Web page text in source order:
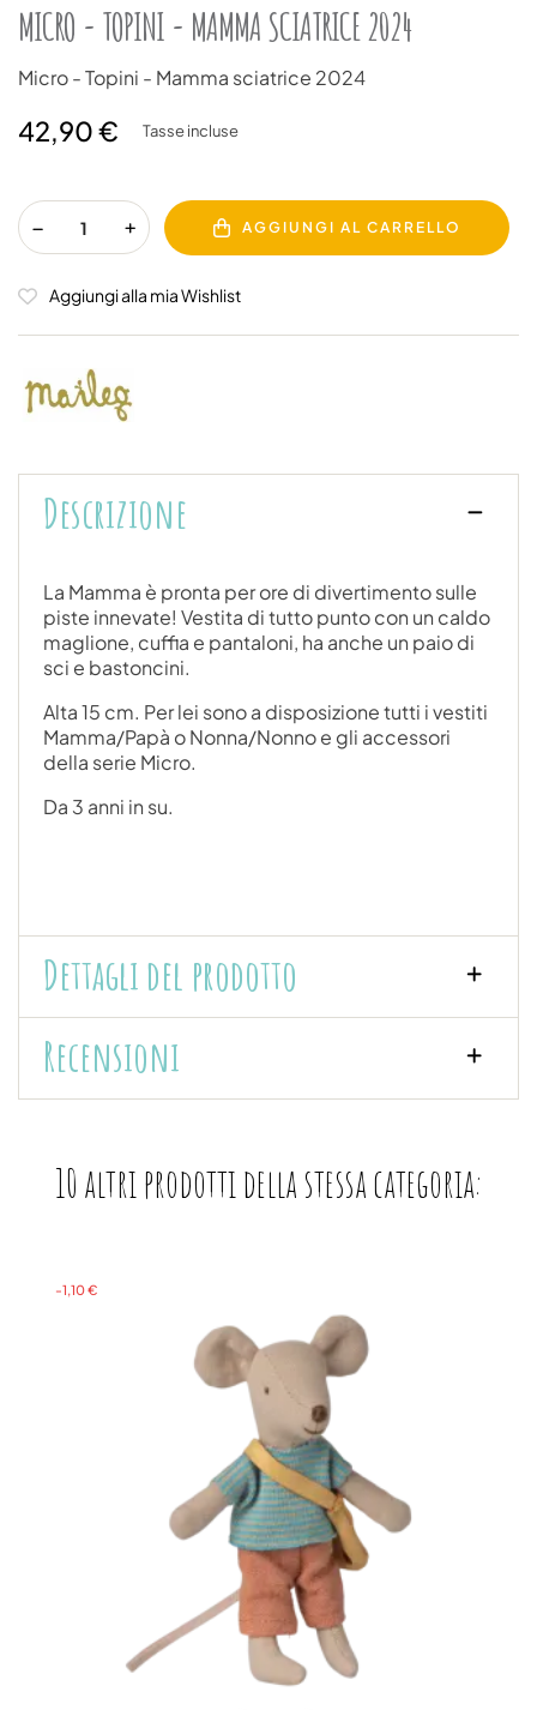
MICRO - TOPINI - MAMMA SCIATRICE 2024
Micro - Topini - Mamma sciatrice 2024
42,90 € Tasse incluse
AGGIUNGI AL CARRELLO
Aggiungi alla mia Wishlist
Descrizione
La Mamma è pronta per ore di divertimento sulle
piste innevate! Vestita di tutto punto con un caldo
maglione, cuffia e pantaloni, ha anche un paio di
sci e bastoncini.
Alta 15 cm. Per lei sono a disposizione tutti i vestiti
Mamma/Papà o Nonna/Nonno e gli accessori
della serie Micro.
Da 3 anni in su.
Dettagli del prodotto
Recensioni
10 altri prodotti della stessa categoria:
-1,10 €